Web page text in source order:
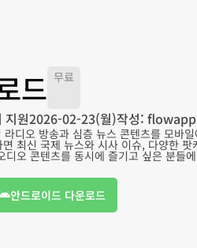
드 무료
지원2026-02-23(월)작성:
디오 방송과 심층 뉴스 콘텐츠를 모바
최신 국제 뉴스와 시사 이슈, 다양한
디오 콘텐츠를 동시에 즐기고 싶은 분들
안드로이드 다운로드